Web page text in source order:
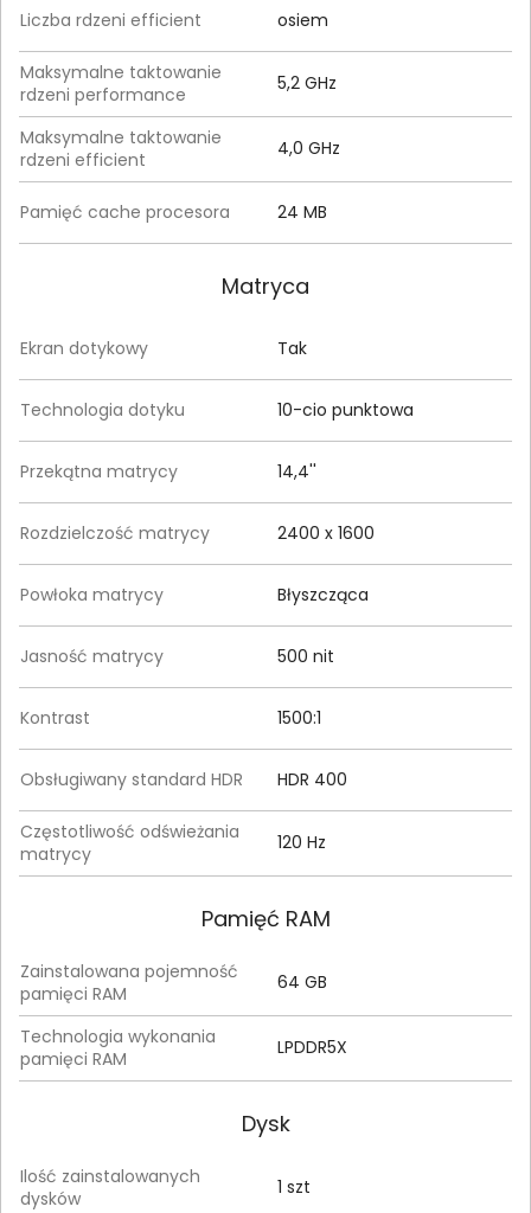
Liczba rdzeni efficient osiem
Maksymalne taktowanie
rdzeni performance
5,2 GHz
Maksymalne taktowanie
rdzeni efficient
4,0 GHz
Pamięć cache procesora 24 MB
Matryca
Ekran dotykowy Tak
Technologia dotyku 10-cio punktowa
Przekątna matrycy 14,4''
Rozdzielczość matrycy 2400 x 1600
Powłoka matrycy Błyszcząca
Jasność matrycy 500 nit
Kontrast 1500:1
Obsługiwany standard HDR HDR 400
Częstotliwość odświeżania
matrycy
120 Hz
Pamięć RAM
Zainstalowana pojemność
pamięci RAM
64 GB
Technologia wykonania
pamięci RAM
LPDDR5X
Dysk
Ilość zainstalowanych
dysków
1 szt